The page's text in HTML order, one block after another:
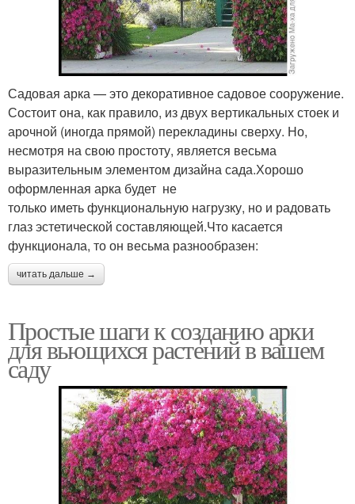
Садовая арка — это декоративное садовое сооружение.
Состоит она, как правило, из двух вертикальных стоек и
арочной (иногда прямой) перекладины сверху. Но,
несмотря на свою простоту, является весьма
выразительным элементом дизайна сада.Хорошо
оформленная арка будет не
только иметь функциональную нагрузку, но и радовать
глаз эстетической составляющей.Что касается
функционала, то он весьма разнообразен:
читать дальше →
Простые шаги к созданию арки
для вьющихся растений в вашем
саду